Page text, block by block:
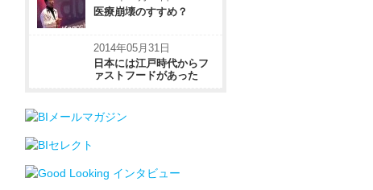
医療崩壊のすすめ？
2014年05月31日
日本には江戸時代からフ
ァストフードがあった